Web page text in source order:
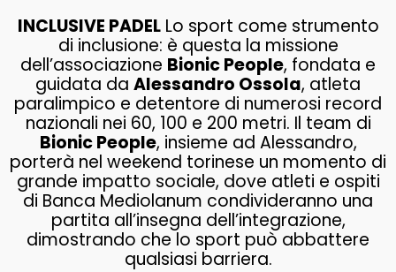
INCLUSIVE PADELLo sport come strumento
di inclusione: è questa la missione
dell’associazione Bionic People, fondata e
guidata da Alessandro Ossola, atleta
paralimpico e detentore di numerosi record
nazionali nei 60, 100 e 200 metri. Il team di
Bionic People, insieme ad Alessandro,
porterà nel weekend torinese un momento di
grande impatto sociale, dove atleti e ospiti
di Banca Mediolanum condivideranno una
partita all’insegna dell’integrazione,
dimostrando che lo sport può abbattere
qualsiasi barriera.